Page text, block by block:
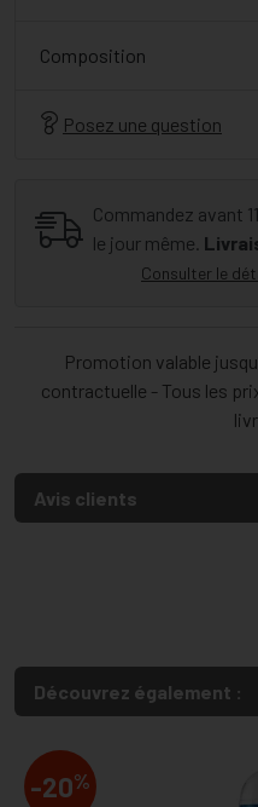
Composition
Posez une question
Commandez avant
le jour même.
Consulter le
Promotion valable
contractuelle - Tous les
Avis clients
Découvrez également :
-20%